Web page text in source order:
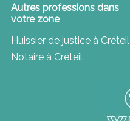
Autres professions dans
votre zone
Huissier de justice à Créteil
Notaire à Créteil